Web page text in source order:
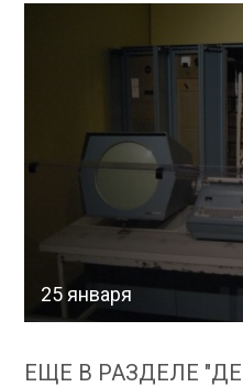
25 января
ЕЩЕ В РАЗДЕЛЕ